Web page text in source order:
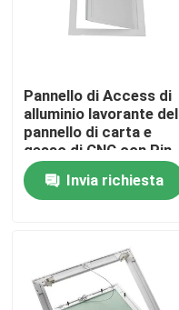
Casa
Circa noi
Pannello di Access di
alluminio lavorante del
pannello di carta e
gesso di CNC con Pin
Hinge
Invia richiesta